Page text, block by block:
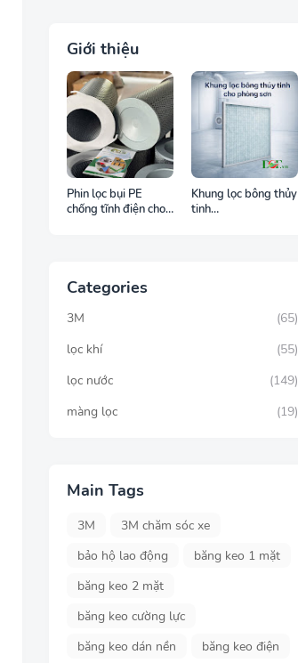
Giới thiệu
Phin lọc bụi PE
chống tĩnh điện cho
Khung lọc bông thủy
tinh
Categories
3M
(65)
lọc khí
(55)
lọc nước
(149)
màng lọc
(19)
Main Tags
3M
3M chăm sóc xe
bảo hộ lao động
băng keo 1 mặt
băng keo 2 mặt
băng keo cường lực
băng keo dán nền
băng keo điện